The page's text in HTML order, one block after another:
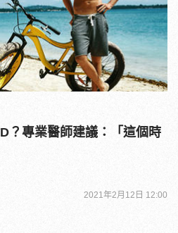
？專業醫師建議：「這個時
2021年2月12日 12:00